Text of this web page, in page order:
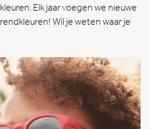
Elk jaar voegen we nieuwe
Wil je weten waar je